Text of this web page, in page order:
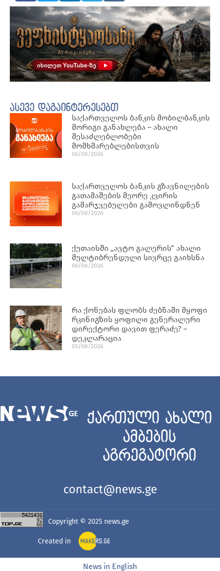
ასევე დაგაინტერესებთ
საქართველოს ბანკის მობილბანკის
მორიგი განახლება – ახალი
შესაძლებლობები
მომხმარებლებისთვის
06/08/2026
საქართველოს ბანკის გზავნილების
გათამაშების მეორე კვირის
გამარჯვებულები გამოვლინდნენ
06/08/2026
ქუთაისში „ავტო გალერის“ ახალი
მულტიბრენდული სივრცე გაიხსნა
06/08/2026
რა ქონებას ფლობს ძებნაში მყოფი
რკინიგზის ყოფილი გენერალური
დირექტორი დავით ფერაძე? –
დეკლარაცია
05/08/2026
ქართული ახალი
ამბების
აგრეგატორი
contact@news.ge
Copyright © 2025 news.ge
Created in
News in English